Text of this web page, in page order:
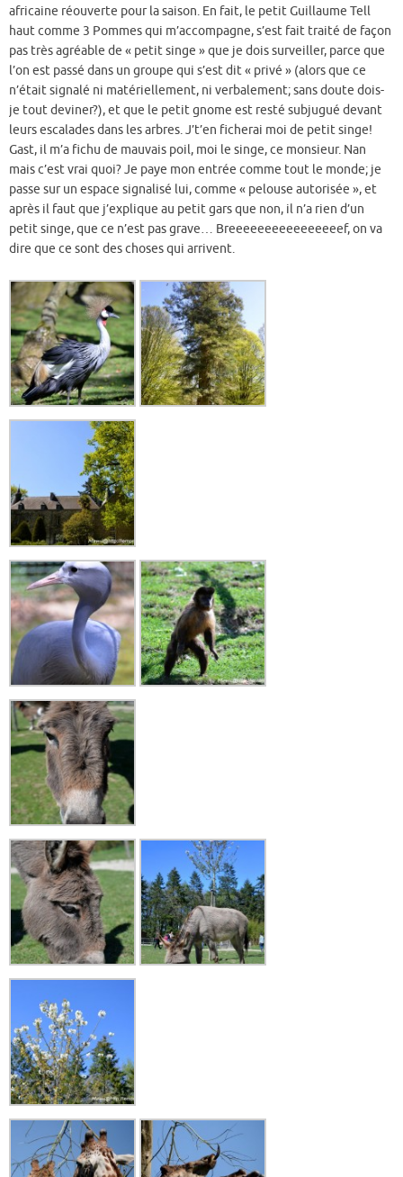
africaine réouverte pour la saison. En fait, le petit Guillaume Tell
haut comme 3 Pommes qui m’accompagne, s’est fait traité de façon
pas très agréable de « petit singe » que je dois surveiller, parce que
l’on est passé dans un groupe qui s’est dit « privé » (alors que ce
n’était signalé ni matériellement, ni verbalement; sans doute dois-
je tout deviner?), et que le petit gnome est resté subjugué devant
leurs escalades dans les arbres. J’t’en ficherai moi de petit singe!
Gast, il m’a fichu de mauvais poil, moi le singe, ce monsieur. Nan
mais c’est vrai quoi? Je paye mon entrée comme tout le monde; je
passe sur un espace signalisé lui, comme « pelouse autorisée », et
après il faut que j’explique au petit gars que non, il n’a rien d’un
petit singe, que ce n’est pas grave… Breeeeeeeeeeeeeeeef, on va
dire que ce sont des choses qui arrivent.